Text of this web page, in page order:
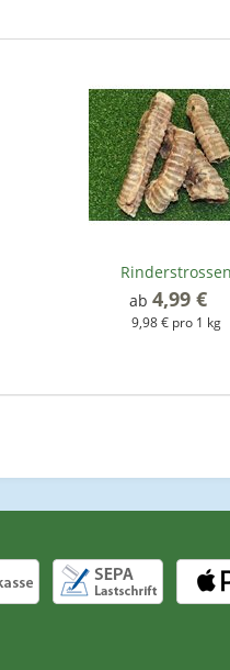
Rinderstrossen
ab 4,99 €
9,98 € pro 1 kg